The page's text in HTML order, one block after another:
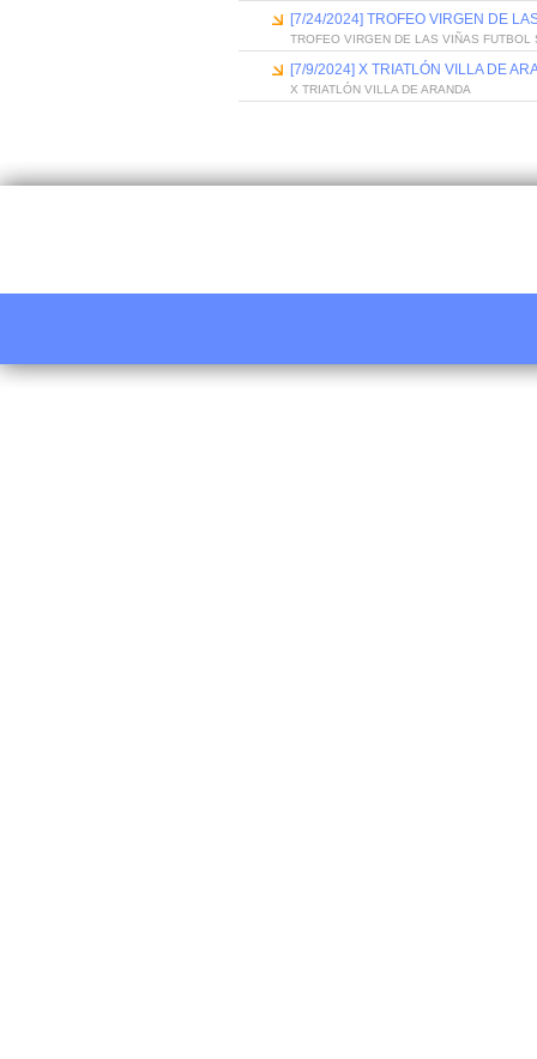
[7/24/2024] TROFEO VIRGEN DE
TROFEO VIRGEN DE LAS VIÑAS FUTBOL
[7/9/2024] X TRIATLÓN VILLA DE
X TRIATLÓN VILLA DE ARANDA